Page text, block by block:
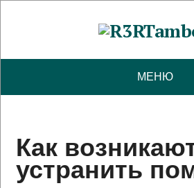
МЕНЮ
Как
устранить